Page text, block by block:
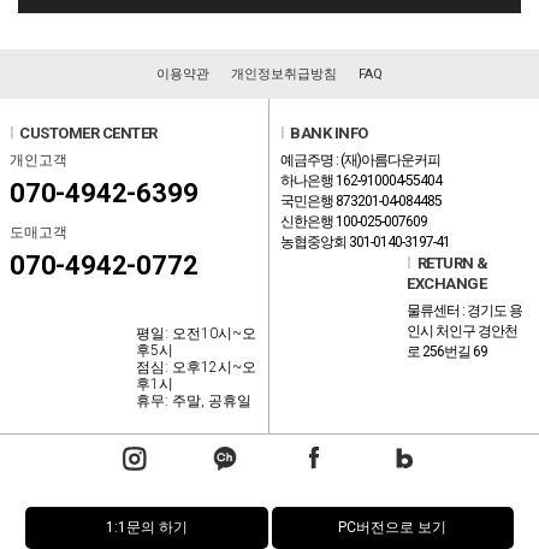
이용약관 개인정보취급방침 FAQ
CUSTOMER CENTER
개인고객
070-4942-6399
도매고객
070-4942-0772
평일: 오전10시~오
후5시
점심: 오후12시~오
후1시
휴무: 주말, 공휴일
BANK INFO
예금주명 : (재)아름다운커피
하나은행 162-910004-55404
국민은행 873201-04-084485
신한은행 100-025-007609
농협중앙회 301-0140-3197-41
RETURN &
EXCHANGE
물류센터 : 경기도 용
인시 처인구 경안천
로 256번길 69
1:1문의 하기 PC버전으로 보기